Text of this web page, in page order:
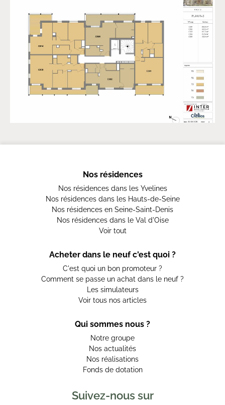
Nos résidences
Nos résidences dans les Yvelines
Nos résidences dans les Hauts-de-Seine
Nos résidences en Seine-Saint-Denis
Nos résidences dans le Val d'Oise
Voir tout
Acheter dans le neuf c'est quoi ?
C'est quoi un bon promoteur ?
Comment se passe un achat dans le neuf ?
Les simulateurs
Voir tous nos articles
Qui sommes nous ?
Notre groupe
Nos actualités
Nos réalisations
Fonds de dotation
Suivez-nous sur